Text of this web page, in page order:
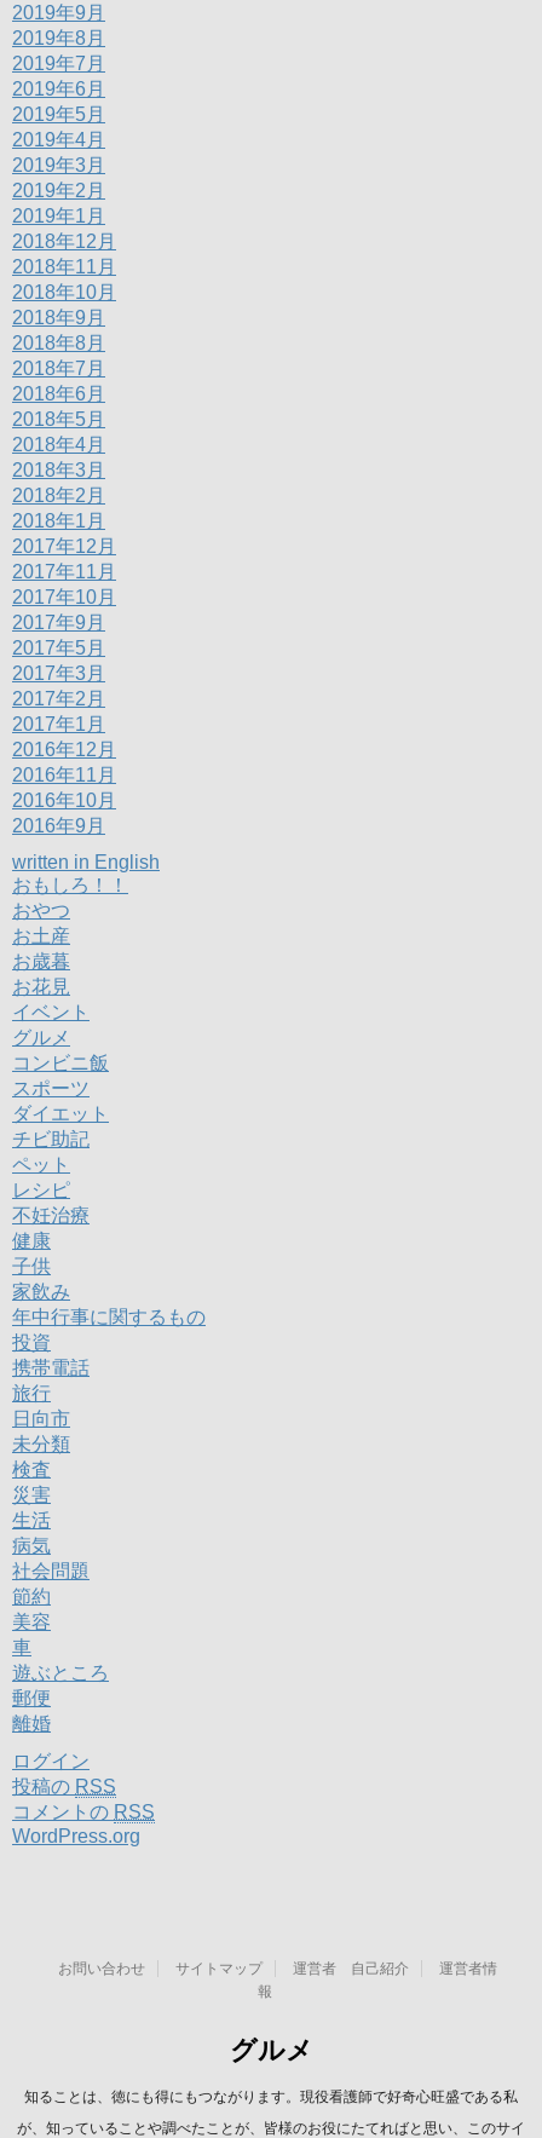
2019年9月
2019年8月
2019年7月
2019年6月
2019年5月
2019年4月
2019年3月
2019年2月
2019年1月
2018年12月
2018年11月
2018年10月
2018年9月
2018年8月
2018年7月
2018年6月
2018年5月
2018年4月
2018年3月
2018年2月
2018年1月
2017年12月
2017年11月
2017年10月
2017年9月
2017年5月
2017年3月
2017年2月
2017年1月
2016年12月
2016年11月
2016年10月
2016年9月
written in English
おもしろ！！
おやつ
お土産
お歳暮
お花見
イベント
グルメ
コンビニ飯
スポーツ
ダイエット
チビ助記
ペット
レシピ
不妊治療
健康
子供
家飲み
年中行事に関するもの
投資
携帯電話
旅行
日向市
未分類
検査
災害
生活
病気
社会問題
節約
美容
車
遊ぶところ
郵便
離婚
ログイン
投稿の RSS
コメントの RSS
WordPress.org
お問い合わせ サイトマップ 運営者 自己紹介
運営者情
報
グルメ
知ることは、徳にも得にもつながります。現役看護師で好奇心旺盛である私
が、知っていることや調べたことが、皆様のお役にたてればと思い、このサイ